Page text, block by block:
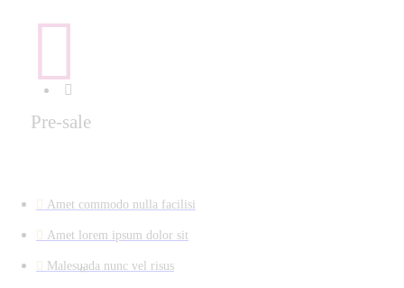
Pre-sale
Amet commodo nulla facilisi
Amet lorem ipsum dolor sit
Malesuada nunc vel risus